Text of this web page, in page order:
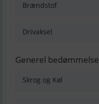
Brændstof
Drivaksel
Generel bedømmelse
Skrog og Køl